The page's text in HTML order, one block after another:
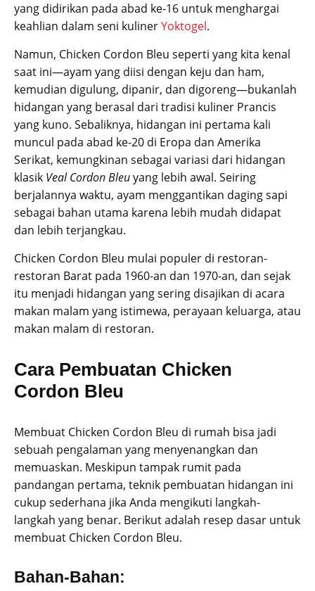
yang didirikan pada abad ke-16 untuk menghargai
keahlian dalam seni kulinerYoktogel.
Namun, Chicken Cordon Bleu seperti yang kita kenal
saat ini—ayam yang diisi dengan keju dan ham,
kemudian digulung, dipanir, dan digoreng—bukanlah
hidangan yang berasal dari tradisi kuliner Prancis
yang kuno. Sebaliknya, hidangan ini pertama kali
muncul pada abad ke-20 di Eropa dan Amerika
Serikat, kemungkinan sebagai variasi dari hidangan
klasik Veal Cordon Bleuyang lebih awal. Seiring
berjalannya waktu, ayam menggantikan daging sapi
sebagai bahan utama karena lebih mudah didapat
dan lebih terjangkau.
Chicken Cordon Bleu mulai populer di restoran-
restoran Barat pada 1960-an dan 1970-an, dan sejak
itu menjadi hidangan yang sering disajikan di acara
makan malam yang istimewa, perayaan keluarga, atau
makan malam di restoran.
Cara Pembuatan Chicken
Cordon Bleu
Membuat Chicken Cordon Bleu di rumah bisa jadi
sebuah pengalaman yang menyenangkan dan
memuaskan. Meskipun tampak rumit pada
pandangan pertama, teknik pembuatan hidangan ini
cukup sederhana jika Anda mengikuti langkah-
langkah yang benar. Berikut adalah resep dasar untuk
membuat Chicken Cordon Bleu.
Bahan-Bahan: